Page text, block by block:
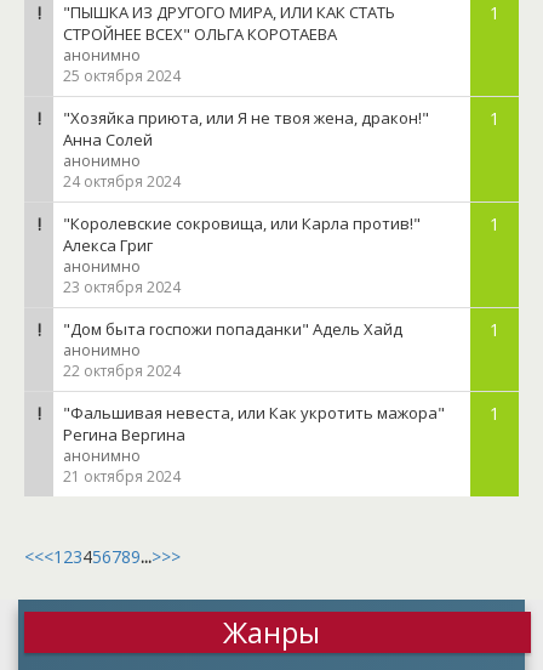
"ПЫШКА ИЗ ДРУГОГО МИРА, ИЛИ КАК СТАТЬ
СТРОЙНЕЕ ВСЕХ" ОЛЬГА КОРОТАЕВА
анонимно
25 октября 2024
1
"Хозяйка приюта, или Я не твоя жена, дракон!"
Анна Солей
анонимно
24 октября 2024
1
"Королевские сокровища, или Карла против!"
Алекса Григ
анонимно
23 октября 2024
1
"Дом быта госпожи попаданки" Адель Хайд
анонимно
22 октября 2024
1
"Фальшивая невеста, или Как укротить мажора"
Регина Вергина
анонимно
21 октября 2024
1
<<<1 23456789...>>>
Жанры